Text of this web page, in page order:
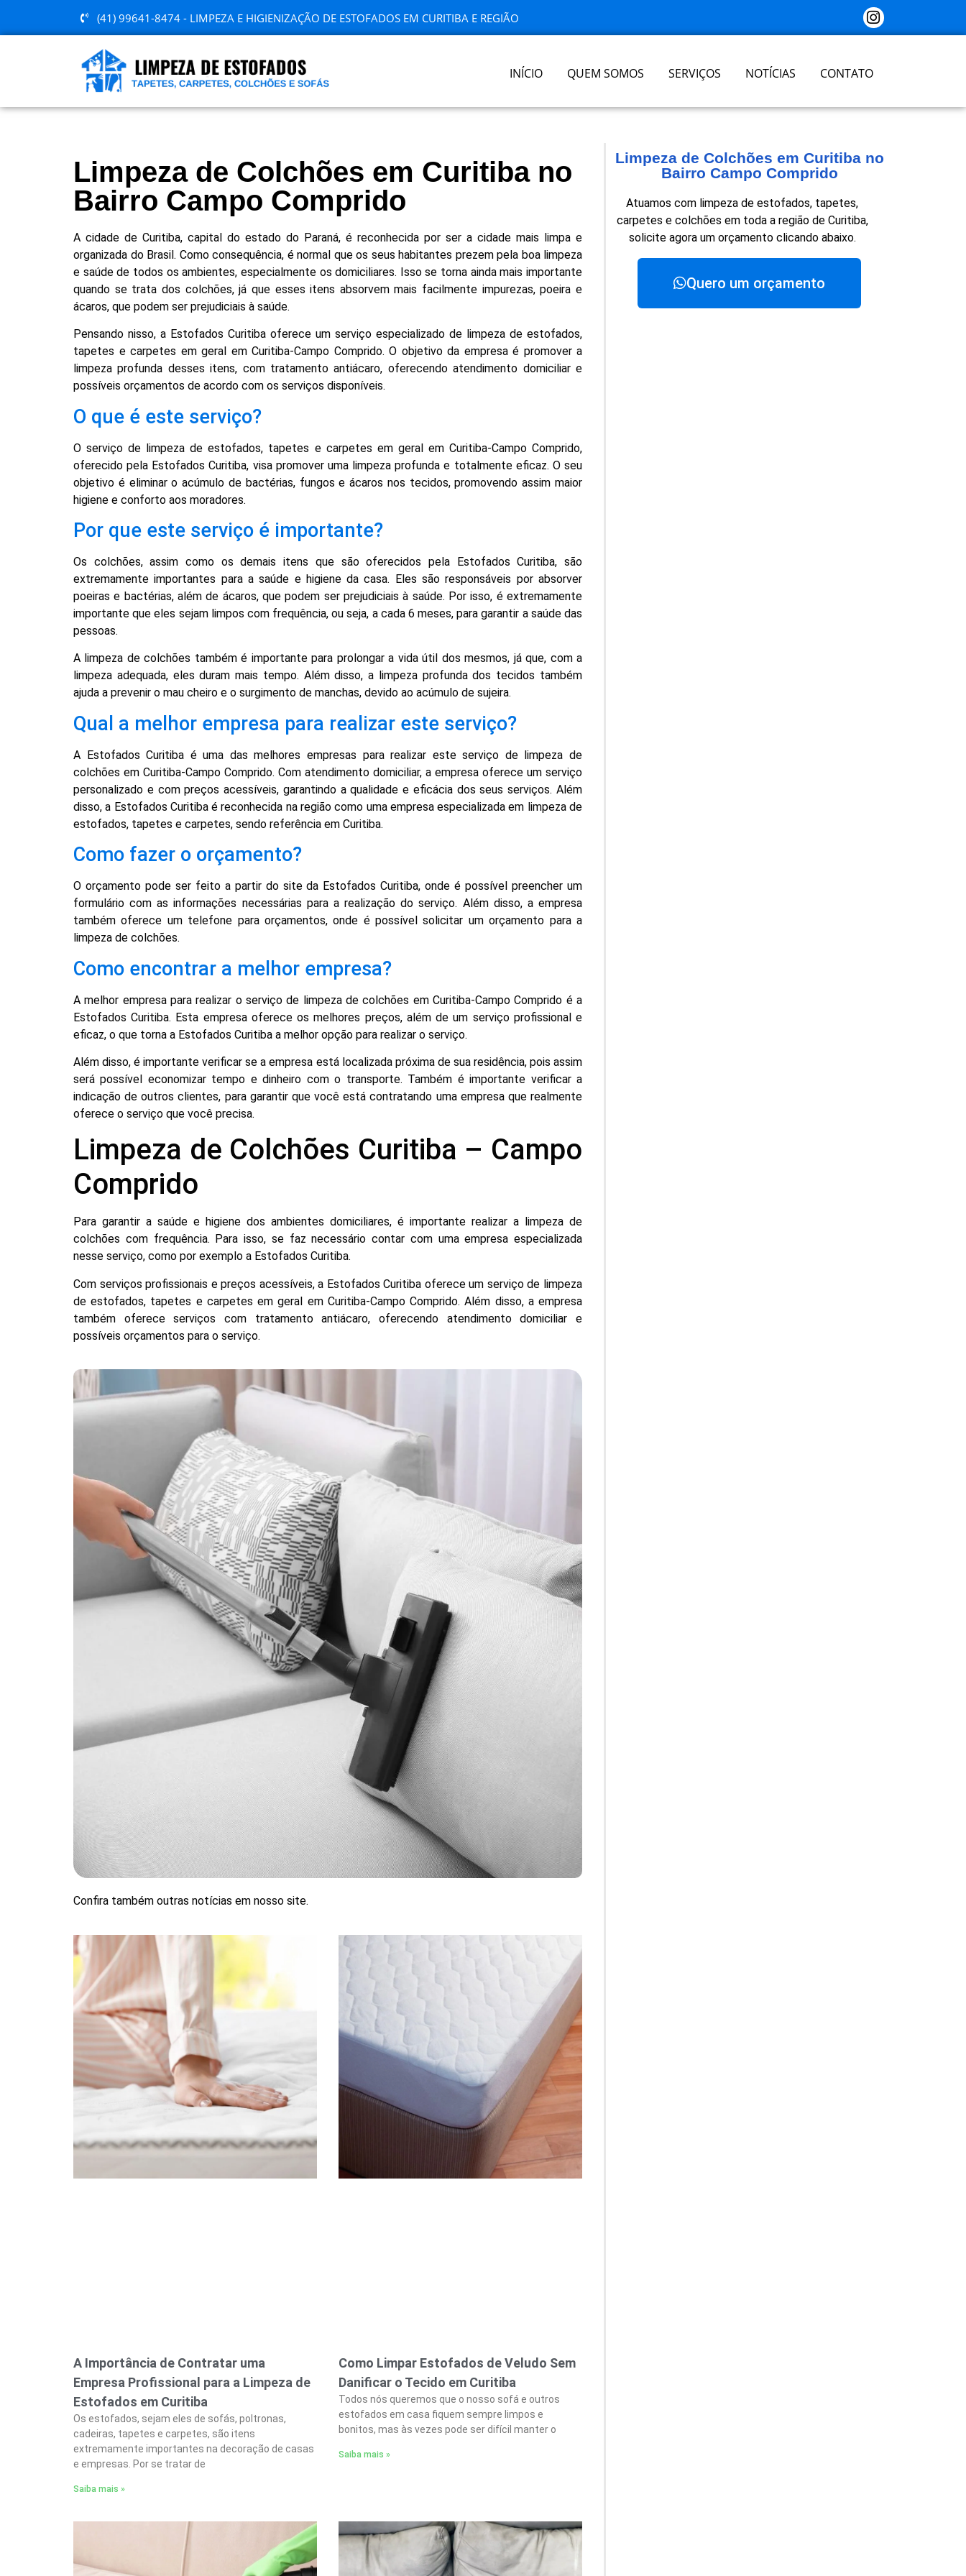
(41) 99641-8474 - LIMPEZA E HIGIENIZAÇÃO DE ESTOFADOS EM CURITIBA E REGIÃO
INÍCIO QUEM SOMOS SERVIÇOS NOTÍCIAS CONTATO
Limpeza de Colchões em Curitiba no
Bairro Campo Comprido
A cidade de Curitiba, capital do estado do Paraná, é reconhecida por ser a cidade mais limpa e
organizada do Brasil. Como consequência, é normal que os seus habitantes prezem pela boa limpeza
e saúde de todos os ambientes, especialmente os domiciliares. Isso se torna ainda mais importante
quando se trata dos colchões, já que esses itens absorvem mais facilmente impurezas, poeira e
ácaros, que podem ser prejudiciais à saúde.
Pensando nisso, a Estofados Curitiba oferece um serviço especializado de limpeza de estofados,
tapetes e carpetes em geral em Curitiba-Campo Comprido. O objetivo da empresa é promover a
limpeza profunda desses itens, com tratamento antiácaro, oferecendo atendimento domiciliar e
possíveis orçamentos de acordo com os serviços disponíveis.
O que é este serviço?
O serviço de limpeza de estofados, tapetes e carpetes em geral em Curitiba-Campo Comprido,
oferecido pela Estofados Curitiba, visa promover uma limpeza profunda e totalmente eficaz. O seu
objetivo é eliminar o acúmulo de bactérias, fungos e ácaros nos tecidos, promovendo assim maior
higiene e conforto aos moradores.
Por que este serviço é importante?
Os colchões, assim como os demais itens que são oferecidos pela Estofados Curitiba, são
extremamente importantes para a saúde e higiene da casa. Eles são responsáveis por absorver
poeiras e bactérias, além de ácaros, que podem ser prejudiciais à saúde. Por isso, é extremamente
importante que eles sejam limpos com frequência, ou seja, a cada 6 meses, para garantir a saúde das
pessoas.
A limpeza de colchões também é importante para prolongar a vida útil dos mesmos, já que, com a
limpeza adequada, eles duram mais tempo. Além disso, a limpeza profunda dos tecidos também
ajuda a prevenir o mau cheiro e o surgimento de manchas, devido ao acúmulo de sujeira.
Qual a melhor empresa para realizar este serviço?
A Estofados Curitiba é uma das melhores empresas para realizar este serviço de limpeza de
colchões em Curitiba-Campo Comprido. Com atendimento domiciliar, a empresa oferece um serviço
personalizado e com preços acessíveis, garantindo a qualidade e eficácia dos seus serviços. Além
disso, a Estofados Curitiba é reconhecida na região como uma empresa especializada em limpeza de
estofados, tapetes e carpetes, sendo referência em Curitiba.
Como fazer o orçamento?
O orçamento pode ser feito a partir do site da Estofados Curitiba, onde é possível preencher um
formulário com as informações necessárias para a realização do serviço. Além disso, a empresa
também oferece um telefone para orçamentos, onde é possível solicitar um orçamento para a
limpeza de colchões.
Como encontrar a melhor empresa?
A melhor empresa para realizar o serviço de limpeza de colchões em Curitiba-Campo Comprido é a
Estofados Curitiba. Esta empresa oferece os melhores preços, além de um serviço profissional e
eficaz, o que torna a Estofados Curitiba a melhor opção para realizar o serviço.
Além disso, é importante verificar se a empresa está localizada próxima de sua residência, pois assim
será possível economizar tempo e dinheiro com o transporte. Também é importante verificar a
indicação de outros clientes, para garantir que você está contratando uma empresa que realmente
oferece o serviço que você precisa.
Limpeza de Colchões Curitiba – Campo
Comprido
Para garantir a saúde e higiene dos ambientes domiciliares, é importante realizar a limpeza de
colchões com frequência. Para isso, se faz necessário contar com uma empresa especializada
nesse serviço, como por exemplo a Estofados Curitiba.
Com serviços profissionais e preços acessíveis, a Estofados Curitiba oferece um serviço de limpeza
de estofados, tapetes e carpetes em geral em Curitiba-Campo Comprido. Além disso, a empresa
também oferece serviços com tratamento antiácaro, oferecendo atendimento domiciliar e
possíveis orçamentos para o serviço.
Confira também outras notícias em nosso site.
A Importância de Contratar uma
Empresa Profissional para a Limpeza de
Estofados em Curitiba
Os estofados, sejam eles de sofás, poltronas,
cadeiras, tapetes e carpetes, são itens
extremamente importantes na decoração de casas
e empresas. Por se tratar de
Saiba mais »
Como Limpar Estofados de Veludo Sem
Danificar o Tecido em Curitiba
Todos nós queremos que o nosso sofá e outros
estofados em casa fiquem sempre limpos e
bonitos, mas às vezes pode ser difícil manter o
Saiba mais »
Limpeza de Colchões em Curitiba no
Bairro Campo Comprido
Atuamos com limpeza de estofados, tapetes,
carpetes e colchões em toda a região de Curitiba,
solicite agora um orçamento clicando abaixo.
Quero um orçamento